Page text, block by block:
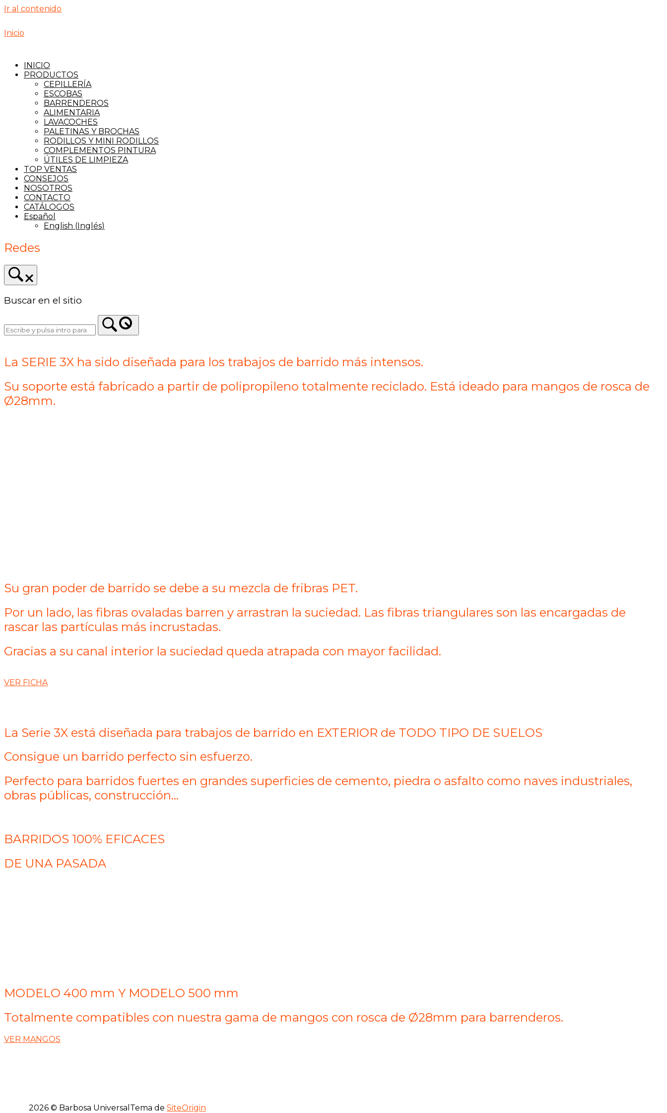
Ir al contenido
Inicio
INICIO
PRODUCTOS
CEPILLERÍA
ESCOBAS
BARRENDEROS
ALIMENTARIA
LAVACOCHES
PALETINAS Y BROCHAS
RODILLOS Y MINI RODILLOS
COMPLEMENTOS PINTURA
ÚTILES DE LIMPIEZA
TOP VENTAS
CONSEJOS
NOSOTROS
CONTACTO
CATÁLOGOS
Español
English (Inglés)
Redes
Buscar en el sitio
La SERIE 3X ha sido diseñada para los trabajos de barrido más intensos.
Su soporte está fabricado a partir de polipropileno totalmente reciclado. Está ideado para mangos de rosca de
Ø28mm.
Su gran poder de barrido se debe a su mezcla de fribras PET.
Por un lado, las fibras ovaladas barren y arrastran la suciedad. Las fibras triangulares son las encargadas de
rascar las partículas más incrustadas.
Gracias a su canal interior la suciedad queda atrapada con mayor facilidad.
VER FICHA
La Serie 3X está diseñada para trabajos de barrido en EXTERIOR de TODO TIPO DE SUELOS
Consigue un barrido perfecto sin esfuerzo.
Perfecto para barridos fuertes en grandes superficies de cemento, piedra o asfalto como naves industriales,
obras públicas, construcción...
BARRIDOS 100% EFICACES
DE UNA PASADA
MODELO 400 mm Y MODELO 500 mm
Totalmente compatibles con nuestra gama de mangos con rosca de Ø28mm para barrenderos.
VER MANGOS
2026 © Barbosa Universal Tema de SiteOrigin